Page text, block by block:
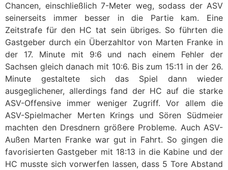
Chancen, einschließlich 7-Meter weg, sodass der ASV
seinerseits immer besser in die Partie kam. Eine
Zeitstrafe für den HC tat sein übriges. So führten die
Gastgeber durch ein Überzahltor von Marten Franke in
der 17. Minute mit 9:6 und nach einem Fehler der
Sachsen gleich danach mit 10:6. Bis zum 15:11 in der 26.
Minute gestaltete sich das Spiel dann wieder
ausgeglichener, allerdings fand der HC auf die starke
ASV-Offensive immer weniger Zugriff. Vor allem die
ASV-Spielmacher Merten Krings und Sören Südmeier
machten den Dresdnern größere Probleme. Auch ASV-
Außen Marten Franke war gut in Fahrt. So gingen die
favorisierten Gastgeber mit 18:13 in die Kabine und der
HC musste sich vorwerfen lassen, dass 5 Tore Abstand